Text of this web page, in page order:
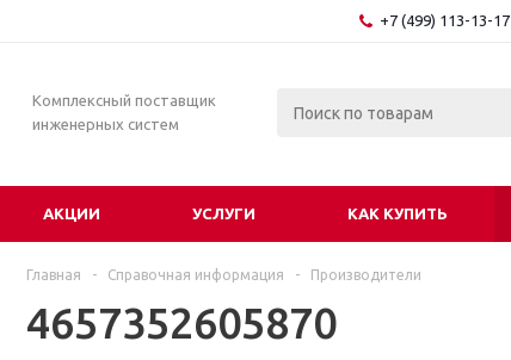
+7 (499) 113-13-17
Комплексный поставщик
инженерных систем
АКЦИИ УСЛУГИ КАК КУПИТЬ
Главная - Справочная информация - Производители
4657352605870